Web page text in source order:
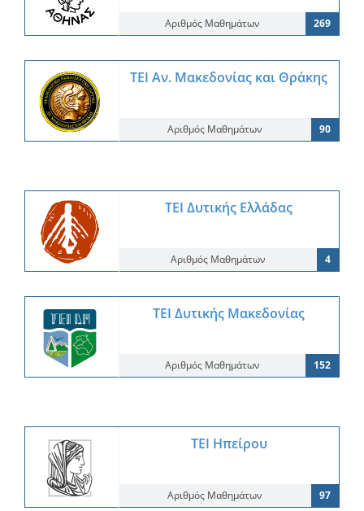
Αριθμός Μαθημάτων 269
ΤΕΙ Αν. Μακεδονίας και Θράκης
Αριθμός Μαθημάτων 90
ΤΕΙ Δυτικής Ελλάδας
Αριθμός Μαθημάτων 4
ΤΕΙ Δυτικής Μακεδονίας
Αριθμός Μαθημάτων 152
ΤΕΙ Ηπείρου
Αριθμός Μαθημάτων 97